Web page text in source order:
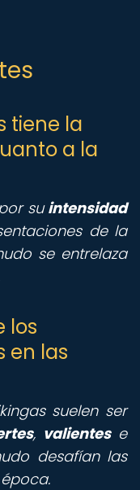
tiene la
a la
suintensidad
de la
se entrelaza
los
en las
suelen ser
, valientese
desafían las